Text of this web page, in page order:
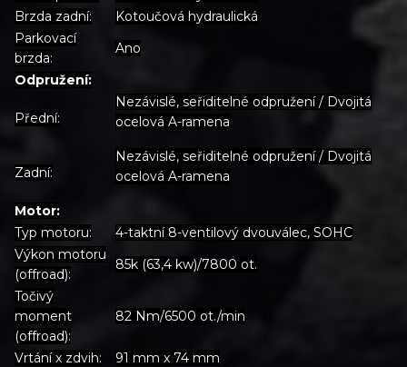
Brzda zadní:
Kotoučová hydraulická
Parkovací
brzda:
Ano
Odpružení:
Přední:
Nezávislé, seřiditelné odpružení / Dvojitá
ocelová A-ramena
Zadní:
Nezávislé, seřiditelné odpružení / Dvojitá
ocelová A-ramena
Motor:
Typ motoru:
4-taktní 8-ventilový dvouválec, SOHC
Výkon motoru
(offroad):
85k (63,4 kw)/7800 ot.
Točivý
moment
(offroad):
82 Nm/6500 ot./min
Vrtání x zdvih:
91 mm x 74 mm